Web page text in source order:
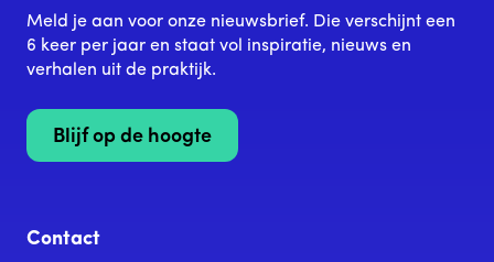
Meld je aan voor onze nieuwsbrief. Die verschijnt een
6 keer per jaar en staat vol inspiratie, nieuws en
verhalen uit de praktijk.
Blijf op de hoogte
Contact